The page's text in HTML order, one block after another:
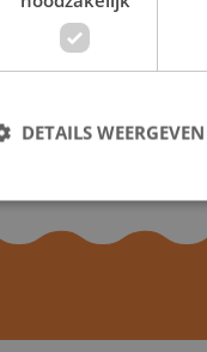
DETAILS WEERGEVEN